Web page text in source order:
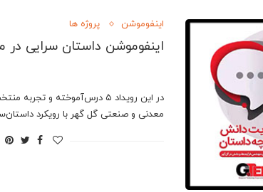
اینفوموشن پروژه ها
اینفوموشن داستان سرایی
در این رویداد ۵ درس‌آموخته و
معدنی و صنعتی گل گهر با رویکرد